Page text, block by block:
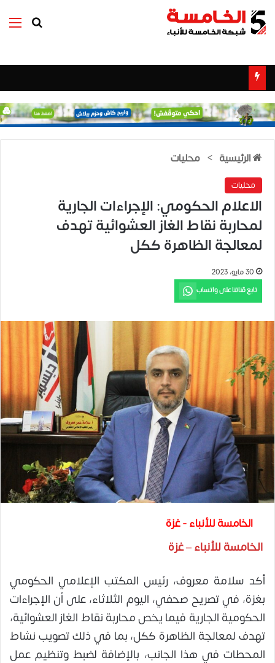
بحث عن
الرئيسية > محليات
محليات
الاعلام الحكومي: الإجراءات الجارية
لمحاربة نقاط الغاز العشوائية تهدف
لمعالجة الظاهرة ككل
30 مايو، 2023
تابع قناتنا على واتساب
الخامسة للأنباء - غزة
الخامسة للأنباء – غزة
أكد سلامة معروف، رئيس المكتب الإعلامي الحكومي
بغزة، في تصريح صحفي، اليوم الثلاثاء، على أن الإجراءات
الحكومية الجارية فيما يخص محاربة نقاط الغاز العشوائية،
تهدف لمعالجة الظاهرة ككل، بما في ذلك تصويب نشاط
المحطات في هذا الجانب، بالإضافة لضبط وتنظيم عمل